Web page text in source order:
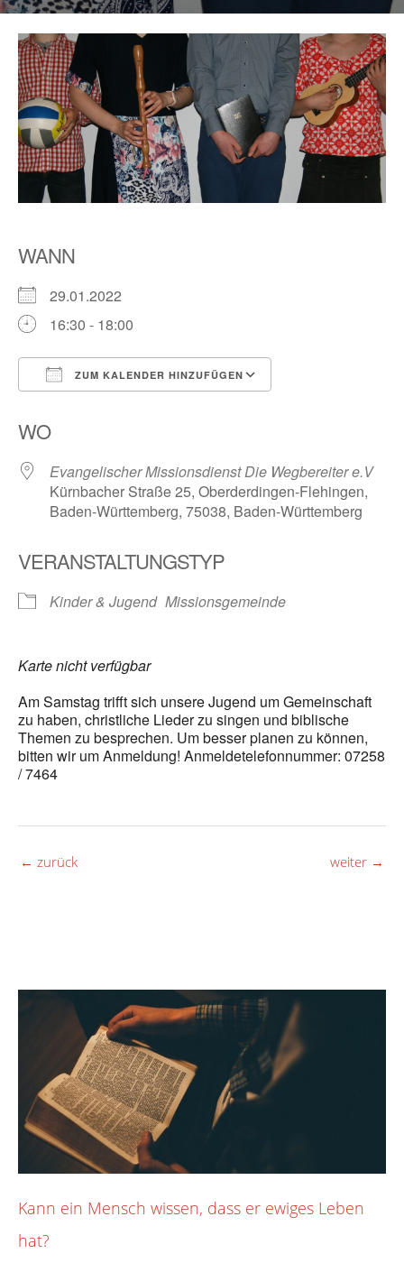
WANN
29.01.2022
16:30 - 18:00
ZUM KALENDER HINZUFÜGEN
WO
Evangelischer Missionsdienst Die Wegbereiter e.V
Kürnbacher Straße 25, Oberderdingen-Flehingen,
Baden-Württemberg, 75038, Baden-Württemberg
VERANSTALTUNGSTYP
Kinder & Jugend Missionsgemeinde
Karte nicht verfügbar
Am Samstag trifft sich unsere Jugend um Gemeinschaft
zu haben, christliche Lieder zu singen und biblische
Themen zu besprechen. Um besser planen zu können,
bitten wir um Anmeldung! Anmeldetelefonnummer: 07258
/ 7464
← zurück weiter →
Kann ein Mensch wissen, dass er ewiges Leben
hat?